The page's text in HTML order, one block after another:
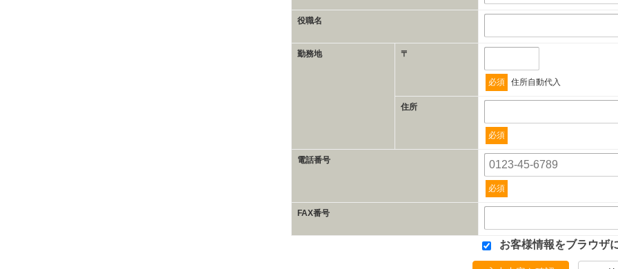
役職名
勤務地 〒
必須 住所自動代入
住所
必須
電話番号
必須
FAX番号
お客様情報をブラウザ